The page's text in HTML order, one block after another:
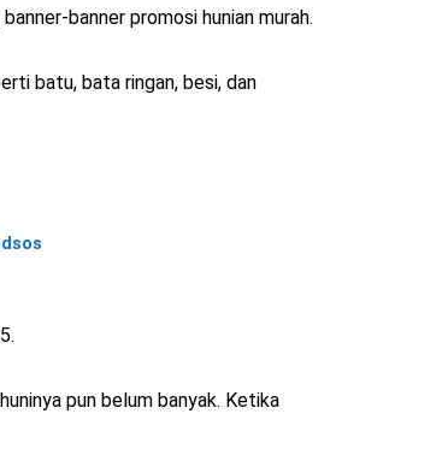
banner promosi hunian murah.
batu, bata ringan, besi, dan
pun belum banyak. Ketika